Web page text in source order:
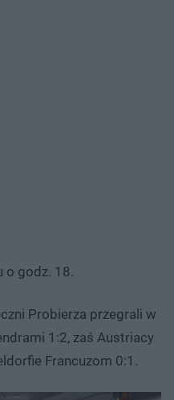
o godz. 18.
Probierza przegrali w
1:2, zaś Austriacy
Francuzom 0:1.